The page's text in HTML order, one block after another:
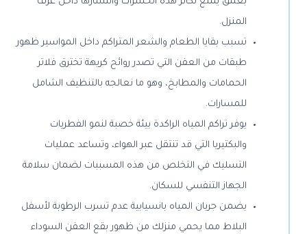
المنزل.
تسبب بقايا الطعام والشعر المتراكم داخل المواسير ظهور
طبقات من العفن التي تصدر روائح كريهة تخترق فلاتر
الحمامات والمطابخ، وهو ما نعالجه بالتنظيف الشامل
للمسارات.
يوفر تراكم المياه الراكدة بيئة خصبة لنمو الفطريات
والبكتيريا التي قد تنتقل عبر الهواء، وتساعد عمليات
التسليك في التخلص من هذه المسببات لضمان سلامة
الجهاز التنفسي للسكان.
يضمن جريان المياه بانسيابية عدم تسرب الرطوبة لأسفل
البلاط مما يحمي منزلك من ظهور بقع العفن السوداء